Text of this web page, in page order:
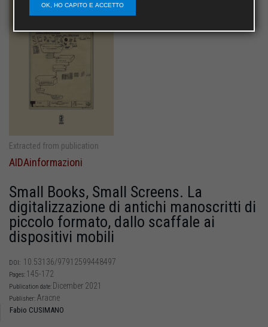
Extracted from publication
AIDAinformazioni
Small Books, Small Screens. La
digitalizzazione di antichi manoscritti di
piccolo formato, dallo scaffale ai
dispositivi mobili
DOI: 10.53136/97912599448497
Pages: 145-172
Publication date: Dicember 2021
Publisher: Aracne
Fabio CUSIMANO
OK, HO CAPITO E ACCETTO